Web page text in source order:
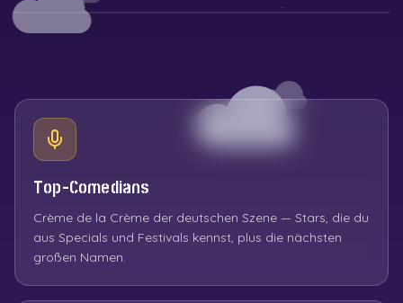
Top-Comedians
Crème de la Crème der deutschen Szene — Stars, die du
aus Specials und Festivals kennst, plus die nächsten
großen Namen.